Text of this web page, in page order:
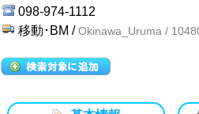
098-974-1112
移動･BM / Okinawa_Uruma /